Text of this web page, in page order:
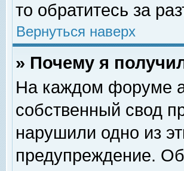
то обратитесь за
Вернуться наверх
» Почему я
На каждом форуме
собственный свод
нарушили одно из
предупреждение.